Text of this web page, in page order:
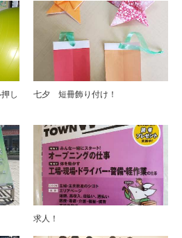
し
七夕 短冊飾り付け！
求人！